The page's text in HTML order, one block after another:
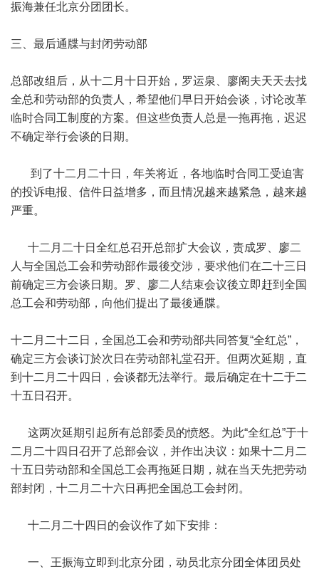
振海兼任北京分团团长。
三、最后通牒与封闭劳动部
总部改组后，从十二月十日开始，罗运泉、廖阁夫天天去找
全总和劳动部的负责人，希望他们早日开始会谈，讨论改革
临时合同工制度的方案。但这些负责人总是一拖再拖，迟迟
不确定举行会谈的日期。
到了十二月二十日，年关将近，各地临时合同工受迫害
的投诉电报、信件日益增多，而且情况越来越紧急，越来越
严重。
十二月二十日全红总召开总部扩大会议，责成罗、廖二
人与全国总工会和劳动部作最後交涉，要求他们在二十三日
前确定三方会谈日期。罗、廖二人结束会议後立即赶到全国
总工会和劳动部，向他们提出了最後通牒。
十二月二十二日，全国总工会和劳动部共同答复“全红总”，
确定三方会谈订於次日在劳动部礼堂召开。但两次延期，直
到十二月二十四日，会谈都无法举行。最后确定在十二于二
十五日召开。
这两次延期引起所有总部委员的愤怒。为此“全红总”于十
二月二十四日召开了总部会议，并作出决议：如果十二月二
十五日劳动部和全国总工会再拖延日期，就在当天先把劳动
部封闭，十二月二十六日再把全国总工会封闭。
十二月二十四日的会议作了如下安排：
一、王振海立即到北京分团，动员北京分团全体团员处